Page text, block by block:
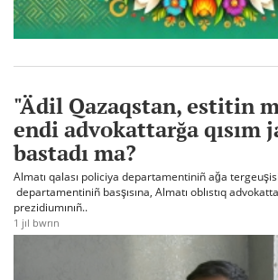
"Ädil Qazaqstan, estitin
endi advokattarğa qısım
bastadı ma?
Almatı qalası policiya departamentiniñ ağa
departamentiniñ basşısına, Almatı oblıstıq
prezidiumınıñ..
1 jıl bwrın